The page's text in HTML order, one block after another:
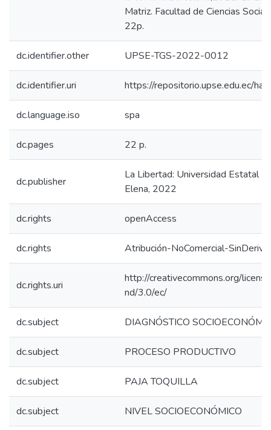
Matriz. Facultad de Ciencias
22p.
dc.identifier.other UPSE-TGS-2022-0012
dc.identifier.uri https://repositorio.upse.edu.ec/
dc.language.iso spa
dc.pages 22 p.
dc.publisher
La Libertad: Universidad Estatal
Elena, 2022
dc.rights openAccess
dc.rights Atribución-NoComercial-
dc.rights.uri
http://creativecommons.org/
nd/3.0/ec/
dc.subject DIAGNÓSTICO
dc.subject PROCESO PRODUCTIVO
dc.subject PAJA TOQUILLA
dc.subject NIVEL SOCIOECONÓMICO